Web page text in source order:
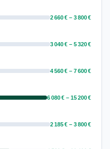
2 660 € – 3 800 €
3 040 € – 5 320 €
4 560 € – 7 600 €
6 080 € – 15 200 €
2 185 € – 3 800 €